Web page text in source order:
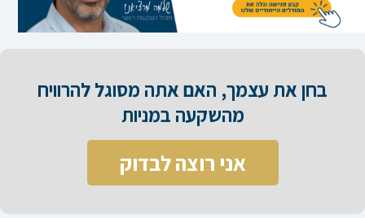
בחן את עצמך, האם אתה מסוגל להרוויח
מהשקעה במניות​
אני רוצה לבדוק